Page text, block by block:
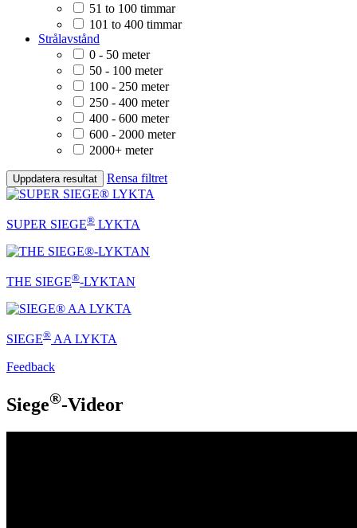
51 to 100 timmar
101 to 400 timmar
Strålavstånd
0 - 50 meter
50 - 100 meter
100 - 250 meter
250 - 400 meter
400 - 600 meter
600 - 2000 meter
2000+ meter
Uppdatera resultat Rensa filtret
SUPER SIEGE® LYKTA
THE SIEGE®-LYKTAN
SIEGE® AA LYKTA
Feedback
Siege®-Videor